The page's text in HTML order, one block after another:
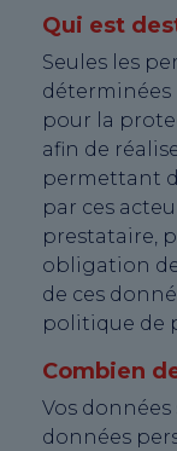
Qui est
Seules les
déterminées
pour la
afin de
permettant
par ces
prestataire,
obligation
de ces
politique de
Combien
Vos
données